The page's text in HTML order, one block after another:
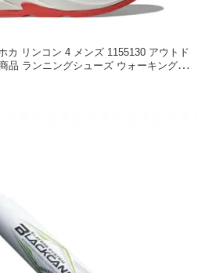
カ リンコン 4 メンズ 1155130 アウトド
品 ランニングシューズ ウォーキングシュ